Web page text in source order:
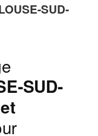
SUD-
SUD-